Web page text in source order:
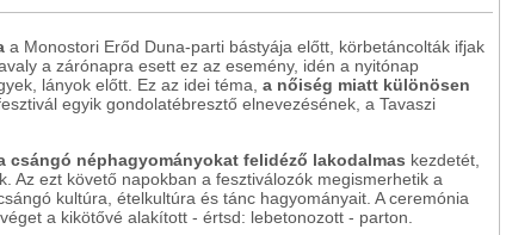
a Monostori Erőd Duna-parti bástyája előtt, körbetáncolták ifjak
a zárónapra esett ez az esemény, idén a nyitónap
lányok előtt. Ez az idei téma, a nőiség miatt különösen
egyik gondolatébresztő elnevezésének, a Tavaszi
csángó néphagyományokat felidéző lakodalmas kezdetét,
Az ezt követő napokban a fesztiválozók megismerhetik a
kultúra, ételkultúra és tánc hagyományait. A ceremónia
a kikötővé alakított - értsd: lebetonozott - parton.